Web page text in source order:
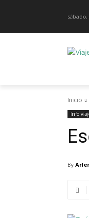
sábado,
Inicio
Info
By